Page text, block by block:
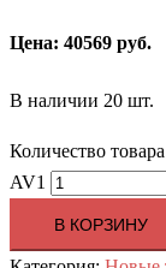
Цена: 40569 руб.
В наличии 20 шт.
Количество
AV1
В КОРЗИНУ